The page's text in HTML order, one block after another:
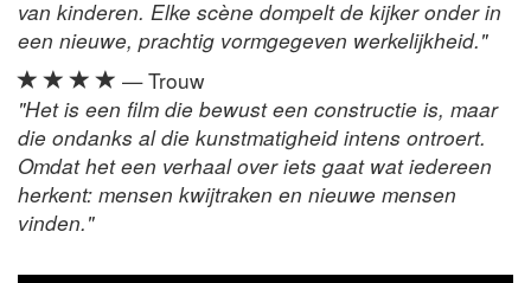
van kinderen. Elke scène dompelt de kijker onder in
een nieuwe, prachtig vormgegeven werkelijkheid."
— Trouw
"Het is een film die bewust een constructie is, maar
die ondanks al die kunstmatigheid intens ontroert.
Omdat het een verhaal over iets gaat wat iedereen
herkent: mensen kwijtraken en nieuwe mensen
vinden."